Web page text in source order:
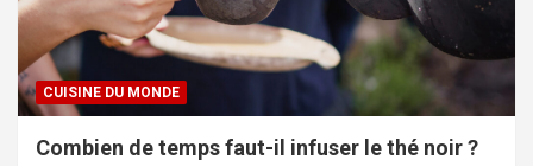
CUISINE DU MONDE
Combien de temps faut-il infuser le thé noir ?